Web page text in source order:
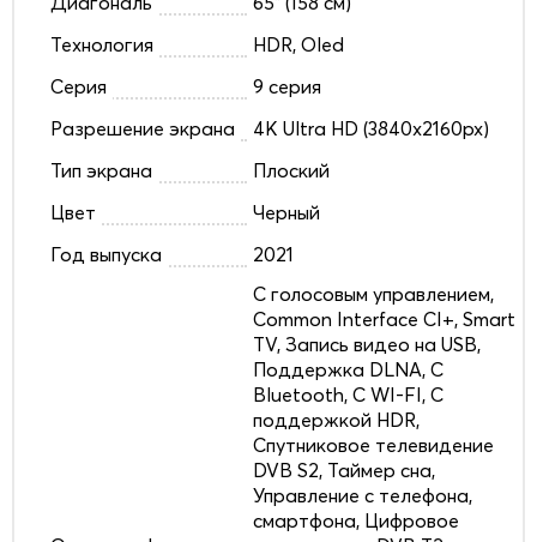
Технология
HDR, Oled
Серия
9 серия
Разрешение экрана
4K Ultra HD (3840x2160px)
Тип экрана
Плоский
Цвет
Черный
Год выпуска
2021
C голосовым управлением,
Common Interface CI+, Smart
TV, Запись видео на USB,
Поддержка DLNA, С
Bluetooth, С WI-FI, С
поддержкой HDR,
Спутниковое телевидение
DVB S2, Таймер сна,
Управление с телефона,
смартфона, Цифровое